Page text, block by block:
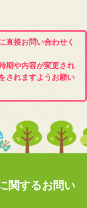
直接お問い合わせく
期や内容が変更され
されますようお願い
関するお問い